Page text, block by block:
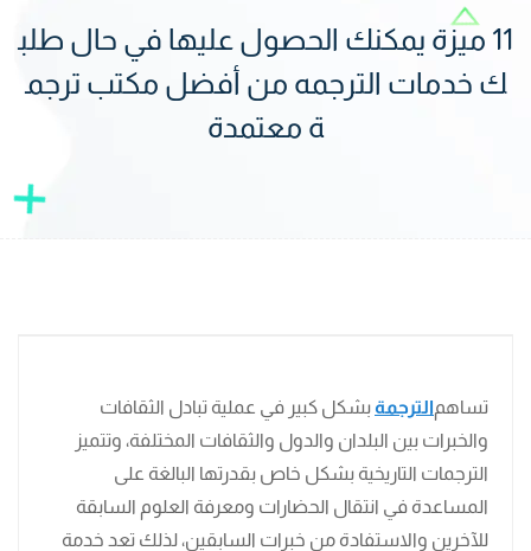
11 ميزة يمكنك الحصول عليها في حال طلب
ك خدمات الترجمه من أفضل مكتب ترجم
ة معتمدة
تساهمالترجمة بشكل كبير في عملية تبادل الثقافات
والخبرات بين البلدان والدول والثقافات المختلفة، وتتميز
الترجمات التاريخية بشكل خاص بقدرتها البالغة على
المساعدة في انتقال الحضارات ومعرفة العلوم السابقة
للآخرين والاستفادة من خبرات السابقين، لذلك تعد خدمة